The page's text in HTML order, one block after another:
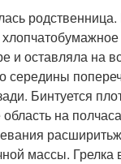
и оставляла на
середины
Бинтуется
на
массы. Грелка